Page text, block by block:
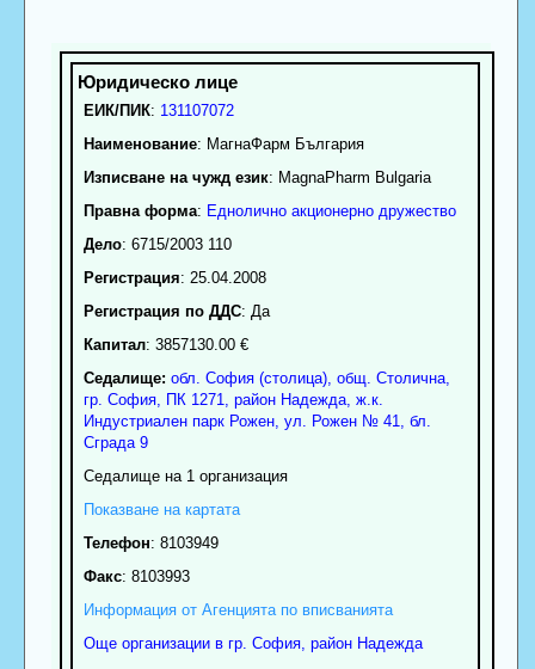
ЕИК/ПИК: 131107072
Наименование: МагнаФарм България
Изписване на чужд език: MagnaPharm Bulgaria
Правна форма: Еднолично акционерно дружество
Дело: 6715/2003 110
Регистрация: 25.04.2008
Регистрация по ДДС: Да
Капитал: 3857130.00 €
Седалище: обл. София (столица), общ. Столична,
гр. София, ПК 1271 район Надежда, ж.к.
Индустриален парк Рожен, ул. Рожен № 41, бл.
Сграда 9
Седалище на 1 организация
Показване на картата
Телефон: 8103949
Факс: 8103993
Информация от Агенцията по вписванията
Още организации в гр. София, район Надежда